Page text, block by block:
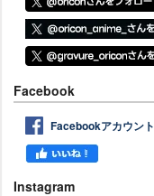
Facebook
Facebookアカウント
Instagram